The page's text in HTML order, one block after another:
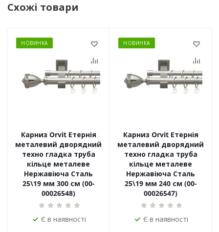
Схожі товари
НОВИНКА
Карниз Orvit Етернія
металевий дворядний
техно гладка труба
кільце металеве
Нержавіюча Сталь
25\19 мм 300 см (00-
00026548)
Є в наявності
НОВИНКА
Карниз Orvit Етернія
металевий дворядний
техно гладка труба
кільце металеве
Нержавіюча Сталь
25\19 мм 240 см (00-
00026547)
Є в наявності